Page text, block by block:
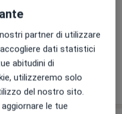
partner di utilizzare
dati statistici
abitudini di
utilizzeremo solo
del nostro sito.
le tue